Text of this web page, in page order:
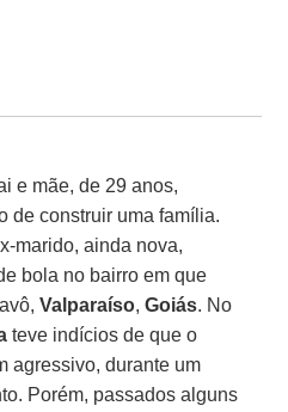
e mãe, de 29 anos,
de construir uma família.
marido, ainda nova,
bola no bairro em que
Valparaíso,Goiás. No
teve indícios de que o
agressivo, durante um
Porém, passados alguns